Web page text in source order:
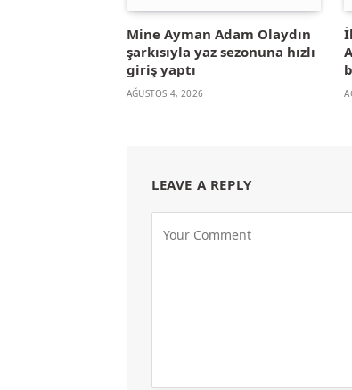
Mine Ayman Adam Olaydın
şarkısıyla yaz sezonuna hızlı
giriş yaptı
AĞUSTOS 4, 2026
LEAVE A REPLY